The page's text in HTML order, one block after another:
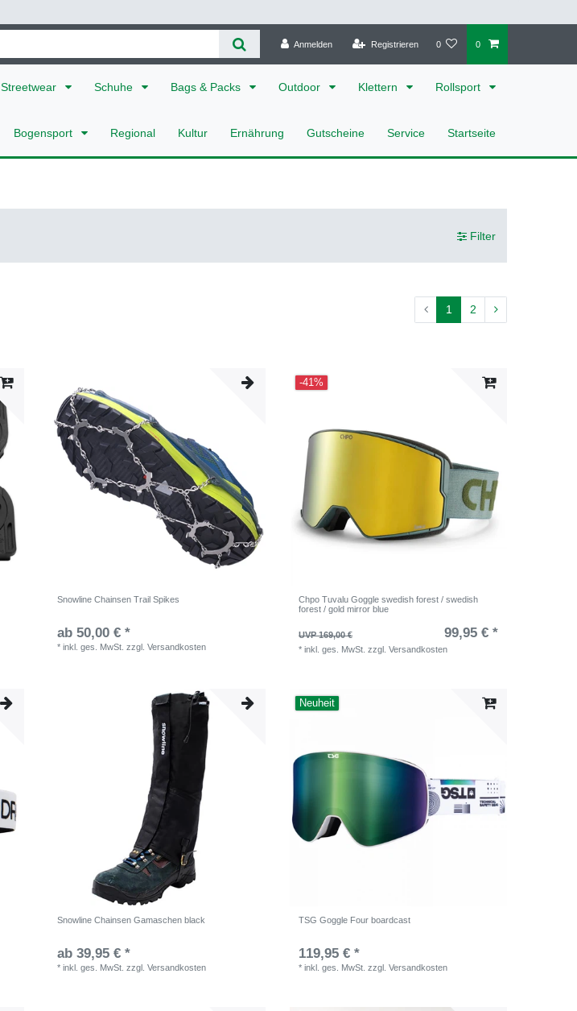
Anmelden Registrieren 0 0
Streetwear Schuhe Bags & Packs Outdoor Klettern Rollsport
Bogensport Regional Kultur Ernährung Gutscheine Service Startseite
Filter
1 2
Snowline Chainsen Trail Spikes
ab 50,00 € *
*inkl. ges. MwSt. zzgl.Versandkosten
-41%
Chpo Tuvalu Goggle swedish forest / swedish
forest / gold mirror blue
UVP 169,00 € 99,95 € *
*inkl. ges. MwSt. zzgl.Versandkosten
Snowline Chainsen Gamaschen black
ab 39,95 € *
*inkl. ges. MwSt. zzgl.Versandkosten
Neuheit
TSG Goggle Four boardcast
119,95 € *
*inkl. ges. MwSt. zzgl.Versandkosten